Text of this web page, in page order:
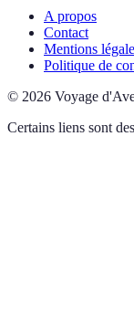
A propos
Contact
Mentions
Politique de
© 2026 Voyage
Certains liens sont